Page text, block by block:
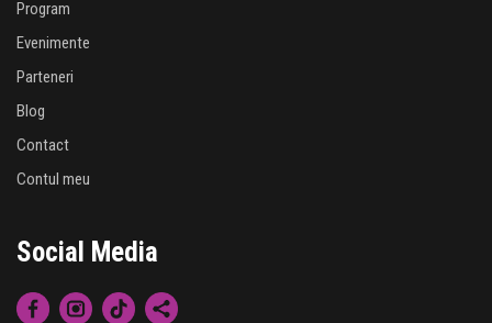
Program
Evenimente
Parteneri
Blog
Contact
Contul meu
Social Media